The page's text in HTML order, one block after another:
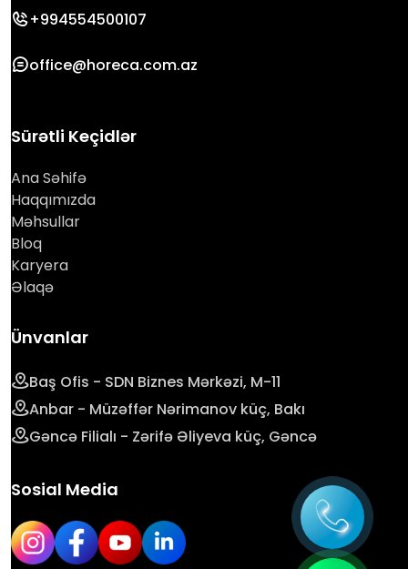
+994554500107
office@horeca.com.az
Sürətli Keçidlər
Ana Səhifə
Haqqımızda
Məhsullar
Bloq
Karyera
Əlaqə
Ünvanlar
Baş Ofis - SDN Biznes Mərkəzi, M-11
Anbar - Müzəffər Nərimanov küç, Bakı
Gəncə Filialı - Zərifə Əliyeva küç, Gəncə
Sosial Media